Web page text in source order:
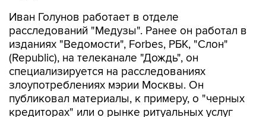
Иван Голунов работает в отделе
расследований "Медузы". Ранее он работал в
изданиях "Ведомости", Forbes, РБК, "Слон"
(Republic), на телеканале "Дождь", он
специализируется на расследованиях
злоупотреблениях мэрии Москвы. Он
публиковал материалы, к примеру, о "черных
кредиторах" или о рынке ритуальных услуг